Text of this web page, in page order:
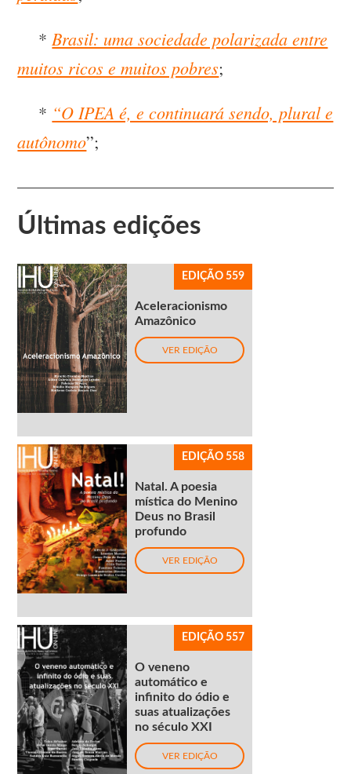
*Brasil: uma sociedade polarizada entre
muitos ricos e muitos pobres;
* “O IPEA é, e continuará sendo, plural e
autônomo”;
Últimas edições
EDIÇÃO 559
Aceleracionismo
Amazônico
VER EDIÇÃO
EDIÇÃO 558
Natal. A poesia
mística do Menino
Deus no Brasil
profundo
VER EDIÇÃO
EDIÇÃO 557
O veneno
automático e
infinito do ódio e
suas atualizações
no século XXI
VER EDIÇÃO